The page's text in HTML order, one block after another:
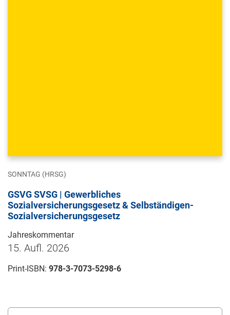
SONNTAG (HRSG)
GSVG SVSG | Gewerbliches
Sozialversicherungsgesetz & Selbständigen-
Sozialversicherungsgesetz
Jahreskommentar
15. Aufl. 2026
Print-ISBN: 978-3-7073-5298-6